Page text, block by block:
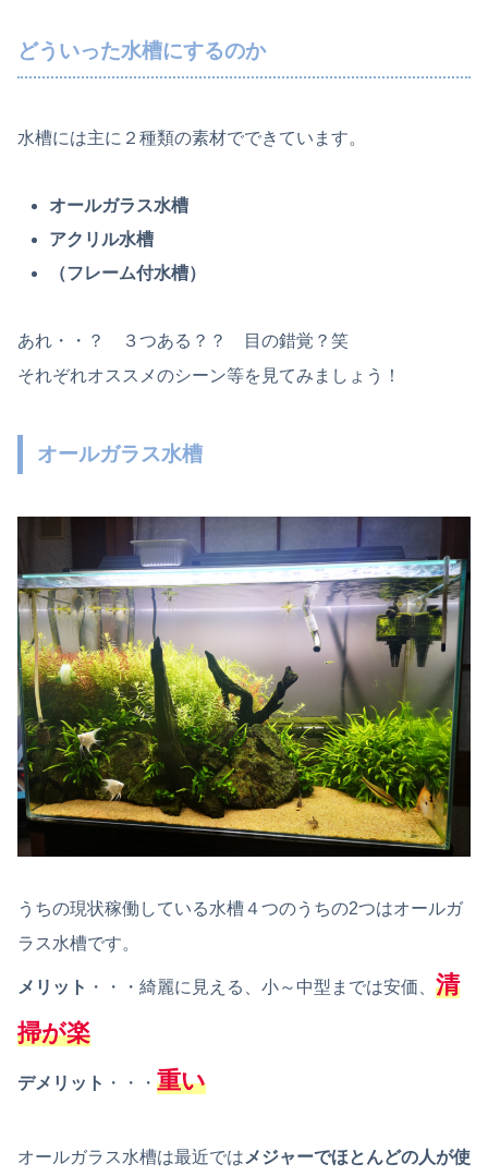
どういった水槽にするのか
水槽には主に２種類の素材でできています。
オールガラス水槽
アクリル水槽
（フレーム付水槽）
あれ・・？ ３つある？？ 目の錯覚？笑
それぞれオススメのシーン等を見てみましょう！
オールガラス水槽
うちの現状稼働している水槽４つのうちの2つはオールガ
ラス水槽です。
メリット ・・・綺麗に見える、小～中型までは安価、 清
掃が楽
デメリット ・・・ 重い
オールガラス水槽は最近では メジャーでほとんどの人が使